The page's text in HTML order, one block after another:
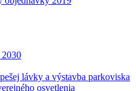
lávky a výstavba parkoviska
osvetlenia